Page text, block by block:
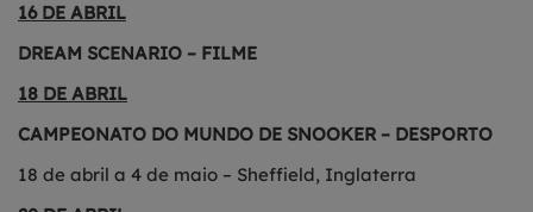
16 DE ABRIL
DREAM SCENARIO – FILME
18 DE ABRIL
CAMPEONATO DO MUNDO DE SNOOKER – DESPORTO
18 de abril a 4 de maio – Sheffield, Inglaterra